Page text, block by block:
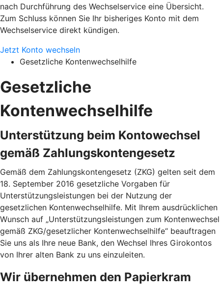
nach Durchführung des Wechselservice eine Übersicht.
Zum Schluss können Sie Ihr bisheriges Konto mit dem
Wechselservice direkt kündigen.
Jetzt Konto wechseln
Gesetzliche Kontenwechselhilfe
Gesetzliche
Kontenwechselhilfe
Unterstützung beim Kontowechsel
gemäß Zahlungskontengesetz
Gemäß dem Zahlungskontengesetz (ZKG) gelten seit dem
18. September 2016 gesetzliche Vorgaben für
Unterstützungsleistungen bei der Nutzung der
gesetzlichen Kontenwechselhilfe. Mit Ihrem ausdrücklichen
Wunsch auf „Unterstützungsleistungen zum Kontenwechsel
gemäß ZKG/gesetzlicher Kontenwechselhilfe“ beauftragen
Sie uns als Ihre neue Bank, den Wechsel Ihres Girokontos
von Ihrer alten Bank zu uns einzuleiten.
Wir übernehmen den Papierkram